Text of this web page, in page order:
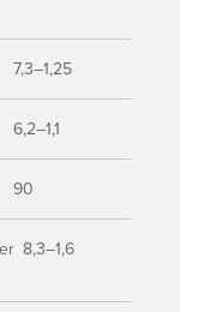
7,3–1,25
6,2–1,1
90
8,3–1,6